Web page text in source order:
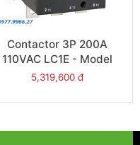
Contactor 3P 200A
110VAC LC1E - Model
LC1E200F6
5,319,600 đ